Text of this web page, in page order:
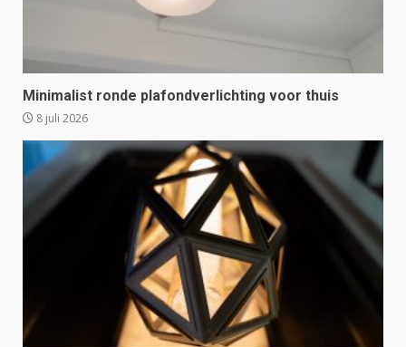
Minimalist ronde plafondverlichting voor thuis
8 juli 2026